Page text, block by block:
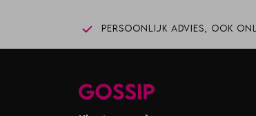
Persoonlijk advies, ook